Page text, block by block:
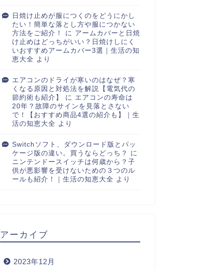
日焼け止めが服につくのをどうにかし
たい！簡単な落とし方や服につかない
方法をご紹介！
に アームカバーと日焼
け止めはどっちがいい？日焼けしにく
いおすすめアームカバー3選｜生活の知
恵大全 より
エアコンのドライが寒いのはなぜ？寒
くなる原因と対処法を解説【電気代の
節約術も紹介】
に エアコンの寿命は
20年？故障のサインを見落とさない
で！【おすすめ商品4選の紹介も】｜生
活の知恵大全 より
Switchソフト、ダウンロード版とパッ
ケージ版の違い。買うならどっち？
に
ニンテンドースイッチは何歳から？子
供が悪影響を受けないための３つのル
ールも紹介！｜生活の知恵大全 より
アーカイブ
2023年12月